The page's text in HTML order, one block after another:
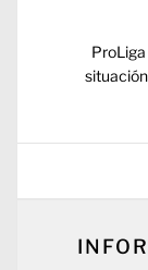
Entrada